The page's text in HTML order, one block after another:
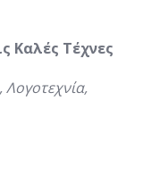
Καλές Τέχνες
Λογοτεχνία,